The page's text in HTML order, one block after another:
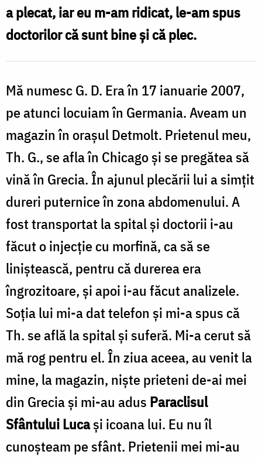
a plecat, iar eu m-am ridicat, le-am spus
doctorilor că sunt bine şi că plec.
Mă numesc G. D. Era în 17 ianuarie 2007,
pe atunci locuiam în Germania. Aveam un
maga­zin în oraşul Detmolt. Prietenul meu,
Th. G., se afla în Chicago şi se pregătea să
vină în Grecia. În ajunul ple­cării lui a simţit
dureri puternice în zona abdomenu­lui. A
fost transportat la spital şi doctorii i-au
făcut o injecţie cu morfină, ca să se
liniştească, pentru că dure­rea era
îngrozitoare, şi apoi i-au făcut analizele.
Soţia lui mi-a dat telefon şi mi-a spus că
Th. se află la spital şi suferă. Mi-a cerut să
mă rog pentru el. În ziua aceea, au venit la
mine, la magazin, nişte prieteni de-ai mei
din Grecia şi mi-au adus Paraclisul
Sfântului Lucaşi icoana lui. Eu nu îl
cunoşteam pe sfânt. Prietenii mei mi-au